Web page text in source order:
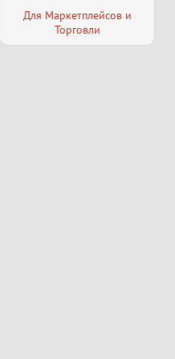
Для Маркетплейсов и
Торговли